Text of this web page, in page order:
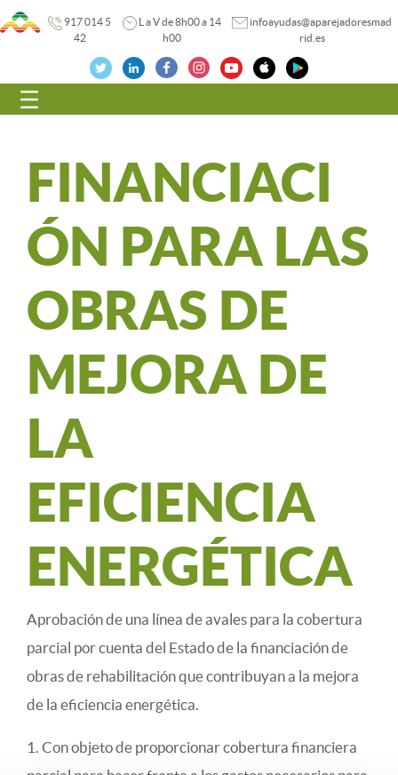
917 014 5
42
L a V de 8h00 a 14
h00
infoayudas@aparejadoresmad
rid.es
Navegación
FINANCIACI
ÓN PARA LAS
OBRAS DE
MEJORA DE
LA
EFICIENCIA
ENERGÉTICA
Aprobación de una línea de avales para la cobertura
parcial por cuenta del Estado de la financiación de
obras de rehabilitación que contribuyan a la mejora
de la eficiencia energética.
1. Con objeto de proporcionar cobertura financiera